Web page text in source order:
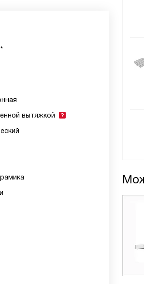
вытяжкой